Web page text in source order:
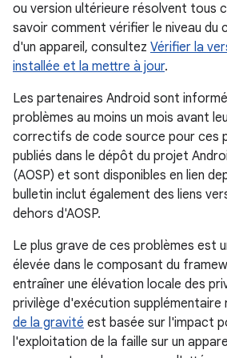
ou version ultérieure résolvent tous
savoir comment vérifier le niveau
d'un appareil, consultez Vérifier la
installée et la mettre à jour.
Les partenaires Android sont
problèmes au moins un mois avant
correctifs de code source pour ces
publiés dans le dépôt du projet
(AOSP) et sont disponibles en lien
bulletin inclut également des liens
dehors d'AOSP.
Le plus grave de ces problèmes est
élevée dans le composant du
entraîner une élévation locale des
privilège d'exécution supplémentaire
de la gravité est basée sur l'impact
l'exploitation de la faille sur un